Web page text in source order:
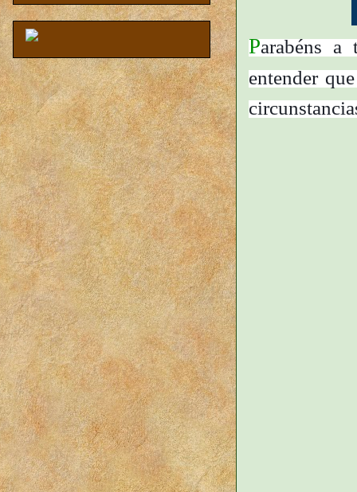
Parabéns a
entender